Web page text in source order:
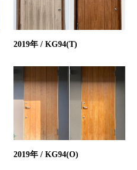
2019年 / KG94(T)
2019年 / KG94(O)